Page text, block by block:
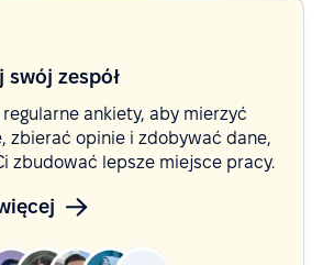
swój zespół
ankiety, aby mierzyć
zbierać opinie i zdobywać dane,
zbudować lepsze miejsce pracy.